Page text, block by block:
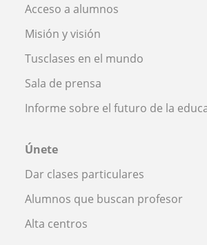
Acceso a alumnos
Misión y visión
Tusclases en el mundo
Sala de prensa
Informe sobre el futuro de la
Únete
Dar clases particulares
Alumnos que buscan profesor
Alta centros